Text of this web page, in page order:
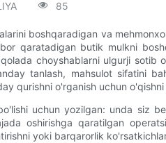
85
boshqaradigan va
qaratadigan butik mulkni
choyshablarni ulgurji
tanlash, mahsulot sifatini
qurishni o'rganish uchun
uchun yozilgan: unda siz
oshirishga qaratilgan
yoki barqarorlik